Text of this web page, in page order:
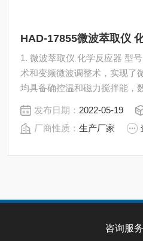
HAD-17855微波萃取仪
1. 微波萃取仪 化学反应器 型号：HAD-17855 采用微电脑
术和变频微波调整术，实现了
均具备确控温和磁力搅拌能，
速，操作简单，重复性好。对
件的实验，特别是对于那些要
连续微波辐射的化学实验，其
发布日期： 2022-05-19
厂商性质：生产厂家
咨询服